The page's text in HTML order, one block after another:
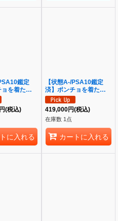
鑑定
を着たピカ
{207/XY-P}
(税込)
に入れる
【状態A-/PSA10鑑定
済】ポンチョを着たイー
ブイ(GC)《P》
{143/SM-P}[その他]
419,000円(税込)
在庫数 1点
カートに入れる